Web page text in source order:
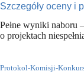
Szczegóły oceny i
Pełne wyniki naboru
o projektach
Protokol-Komisji-